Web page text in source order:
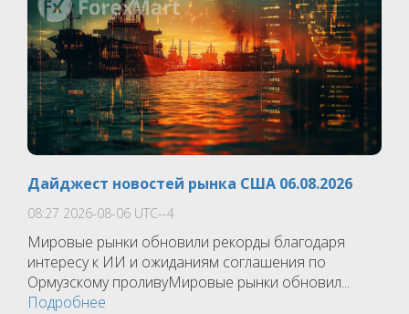
Дайджест новостей рынка США 06.08.2026
08:27 2026-08-06 UTC--4
Мировые рынки обновили рекорды благодаря
интересу к ИИ и ожиданиям соглашения по
Ормузскому проливуМировые рынки обновил...
Подробнее